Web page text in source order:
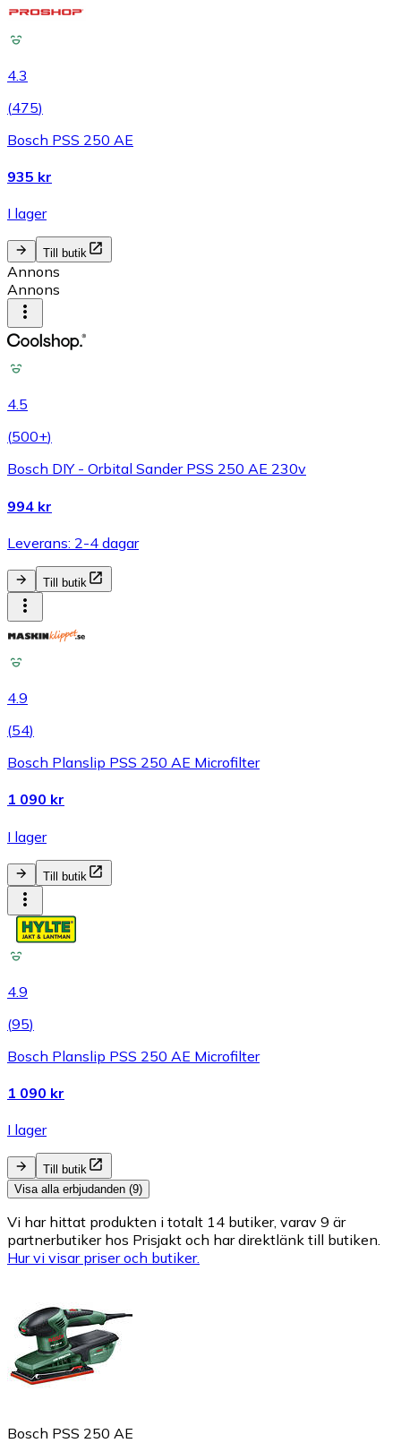
4.3
(475)
Bosch PSS 250 AE
935 kr
I lager
Till butik
Annons
Annons
4.5
(500+)
Bosch DIY - Orbital Sander PSS 250 AE 230v
994 kr
Leverans: 2-4 dagar
Till butik
4.9
(54)
Bosch Planslip PSS 250 AE Microfilter
1 090 kr
I lager
Till butik
4.9
(95)
Bosch Planslip PSS 250 AE Microfilter
1 090 kr
I lager
Till butik
Visa alla erbjudanden (9)
Vi har hittat produkten i totalt 14 butiker, varav 9 är
partnerbutiker hos Prisjakt och har direktlänk till butiken.
Hur vi visar priser och butiker.
Bosch PSS 250 AE